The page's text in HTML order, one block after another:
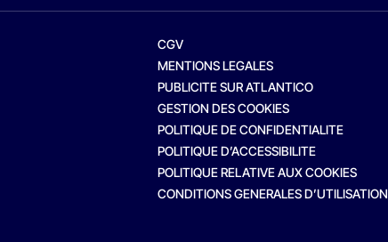
CGV
MENTIONS LEGALES
PUBLICITE SUR ATLANTICO
GESTION DES COOKIES
POLITIQUE DE CONFIDENTIALITE
POLITIQUE D’ACCESSIBILITE
POLITIQUE RELATIVE AUX COOKIES
CONDITIONS GENERALES D’UTILISATION